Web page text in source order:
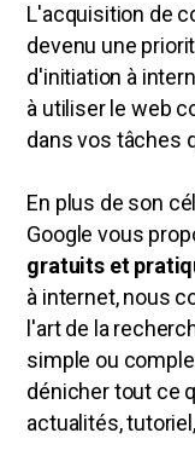
L'acquisition de
devenu une
d'initiation à
à utiliser le web
dans vos tâches
En plus de son
Google vous
gratuits et
à internet, nous
l'art de la
simple ou
dénicher tout ce
actualités,